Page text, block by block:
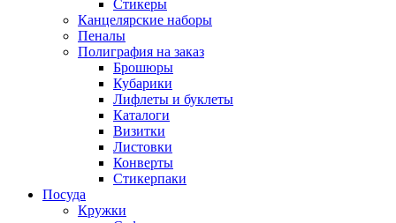
Стикеры
Канцелярские наборы
Пеналы
Полиграфия на заказ
Брошюры
Кубарики
Лифлеты и буклеты
Каталоги
Визитки
Листовки
Конверты
Стикерпаки
Посуда
Кружки